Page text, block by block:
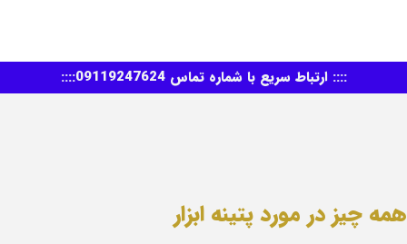
:::: ارتباط سریع با شماره تماس 09119247624::::
همه چیز در مورد پتینه ابزار